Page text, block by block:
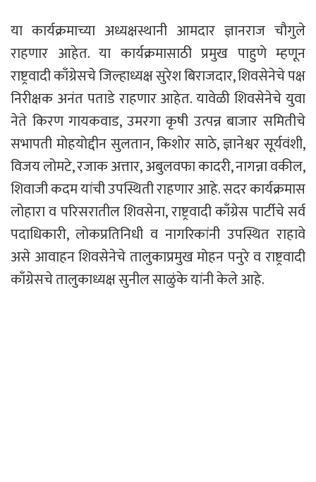
या कार्यक्रमाच्या अध्यक्षस्थानी आमदार ज्ञानराज चौगुले
राहणार आहेत. या कार्यक्रमासाठी प्रमुख पाहुणे म्हणून
राष्ट्रवादी काँग्रेसचे जिल्हाध्यक्ष सुरेश बिराजदार, शिवसेनेचे पक्ष
निरीक्षक अनंत पताडे राहणार आहेत. यावेळी शिवसेनेचे युवा
नेते किरण गायकवाड, उमरगा कृषी उत्पन्न बाजार समितीचे
सभापती मोहयोद्दीन सुलतान, किशोर साठे, ज्ञानेश्वर सूर्यवंशी,
विजय लोमटे, रजाक अत्तार, अबुलवफा कादरी, नागन्ना वकील,
शिवाजी कदम यांची उपस्थिती राहणार आहे. सदर कार्यक्रमास
लोहारा व परिसरातील शिवसेना, राष्ट्रवादी काँग्रेस पार्टीचे सर्व
पदाधिकारी, लोकप्रतिनिधी व नागरिकांनी उपस्थित राहावे
असे आवाहन शिवसेनेचे तालुकाप्रमुख मोहन पनुरे व राष्ट्रवादी
काँग्रेसचे तालुकाध्यक्ष सुनील साळुंके यांनी केले आहे.